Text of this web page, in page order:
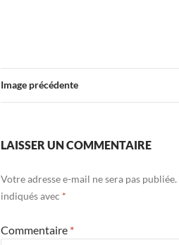
Image précédente
LAISSER UN COMMENTAIRE
Votre adresse e-mail ne sera pas publiée.
indiqués avec *
Commentaire *